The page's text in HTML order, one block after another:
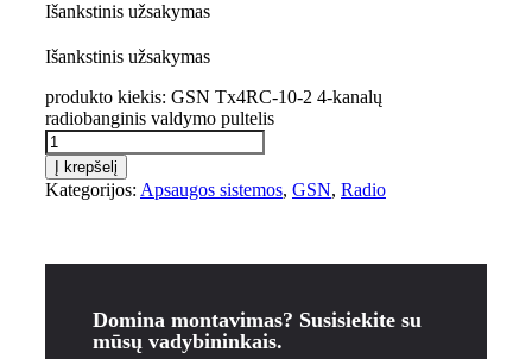
Išankstinis užsakymas
Išankstinis užsakymas
produkto kiekis: GSN Tx4RC-10-2 4-kanalų
radiobanginis valdymo pultelis
Į krepšelį
Kategorijos: Apsaugos sistemos, GSN, Radio
Domina montavimas? Susisiekite su
mūsų vadybininkais.